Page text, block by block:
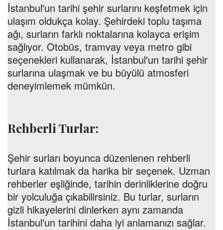
İstanbul'un tarihi şehir surlarını keşfetmek için
ulaşım oldukça kolay. Şehirdeki toplu taşıma
ağı, surların farklı noktalarına kolayca erişim
sağlıyor. Otobüs, tramvay veya metro gibi
seçenekleri kullanarak, İstanbul'un tarihi şehir
surlarına ulaşmak ve bu büyülü atmosferi
deneyimlemek mümkün.
Rehberli Turlar:
Şehir surları boyunca düzenlenen rehberli
turlara katılmak da harika bir seçenek. Uzman
rehberler eşliğinde, tarihin derinliklerine doğru
bir yolculuğa çıkabilirsiniz. Bu turlar, surların
gizli hikayelerini dinlerken aynı zamanda
İstanbul'un tarihini daha iyi anlamanızı sağlar.